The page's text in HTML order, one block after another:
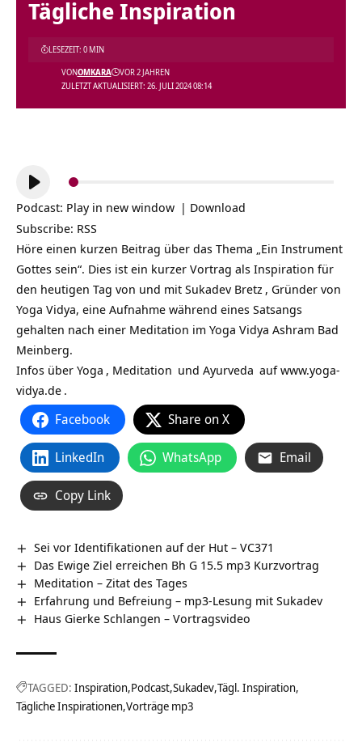
Tägliche Inspiration
ZULETZT AKTUALISIERT: 26. JULI 2024 08:14
VONOMKARA VOR 2 JAHREN
LESEZEIT: 0 MIN
Audio-
Player
Podcast: Play in new window | Download
Subscribe: RSS
Höre einen kurzen Beitrag über das Thema „Ein Instrument
Gottes sein“. Dies ist ein kurzer Vortrag als Inspiration für
den heutigen Tag von und mit Sukadev Bretz , Gründer von
Yoga Vidya, eine Aufnahme während eines Satsangs
gehalten nach einer Meditation im Yoga Vidya Ashram Bad
Meinberg.
Infos über Yoga , Meditation und Ayurveda aufwww.yoga-
vidya.de .
Facebook Share on X
LinkedIn WhatsApp Email
Copy Link
Sei vor Identifikationen auf der Hut – VC371
Das Ewige Ziel erreichen Bh G 15.5 mp3 Kurzvortrag
Meditation – Zitat des Tages
Erfahrung und Befreiung – mp3-Lesung mit Sukadev
Haus Gierke Schlangen‏‎ – Vortragsvideo
TAGGED: Inspiration Podcast Sukadev Tägl. Inspiration
Tägliche Inspirationen Vorträge mp3